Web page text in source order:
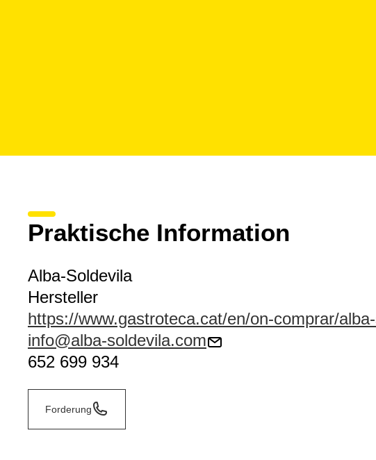
Praktische Information
Alba-Soldevila
Hersteller
https://www.gastroteca.cat/en/on-comprar/
info@alba-soldevila.com
652 699 934
Forderung